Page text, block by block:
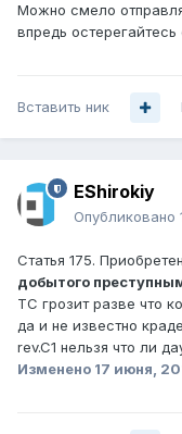
Можно смело
впредь
Вставить ник
EShirokiy
Опубликовано
Статья 175.
добытого
ТС грозит разве что
да и не известно
rev.C1 нельзя что ли
Изменено 17 июня,